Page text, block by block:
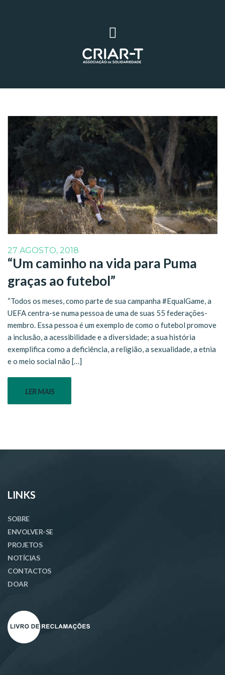
27 AGOSTO, 2018
“Um caminho na vida para Puma
graças ao futebol”
“Todos os meses, como parte de sua campanha #EqualGame, a
UEFA centra-se numa pessoa de uma de suas 55 federações-
membro. Essa pessoa é um exemplo de como o futebol promove
a inclusão, a acessibilidade e a diversidade; a sua história
exemplifica como a deficiência, a religião, a sexualidade, a etnia
e o meio social não […]
LER MAIS
LINKS
SOBRE
ENVOLVER-SE
PROJETOS
NOTÍCIAS
CONTACTOS
DOAR